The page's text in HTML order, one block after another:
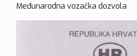
Međunarodna vozačka dozvola